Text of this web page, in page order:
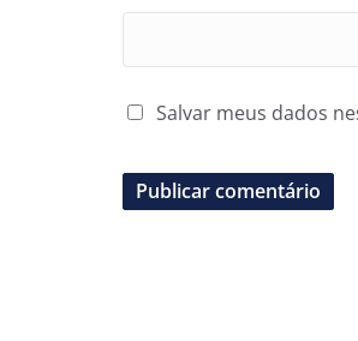
Salvar meus dados